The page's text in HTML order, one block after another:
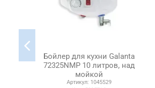
Бойлер для кухни Galanta
72325NMP 10 литров, над
мойкой
Артикул: 1045529